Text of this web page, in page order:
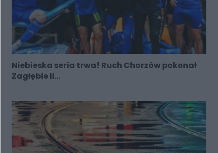
Niebieska seria trwa! Ruch Chorzów pokonał
Zagłębie II...